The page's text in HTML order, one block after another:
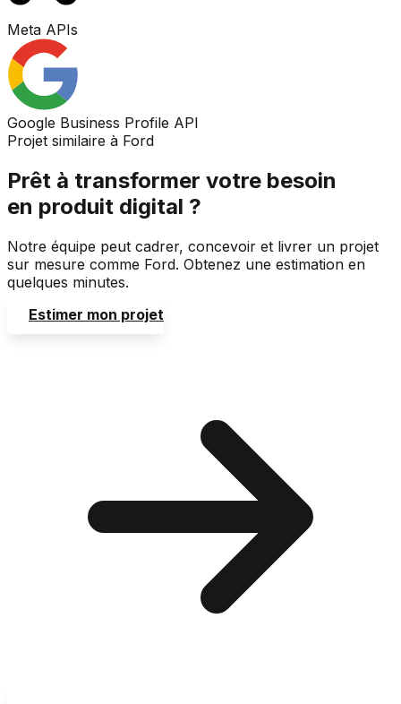
Meta APIs
Google Business Profile API
Projet similaire à Ford
Prêt à transformer votre besoin
en produit digital ?
Notre équipe peut cadrer, concevoir et livrer un projet
sur mesure comme Ford. Obtenez une estimation en
quelques minutes.
Estimer mon projet